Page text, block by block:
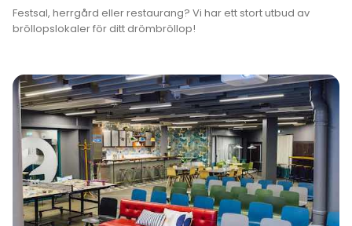
Festsal, herrgård eller restaurang? Vi har ett stort utbud av
bröllopslokaler för ditt drömbröllop!